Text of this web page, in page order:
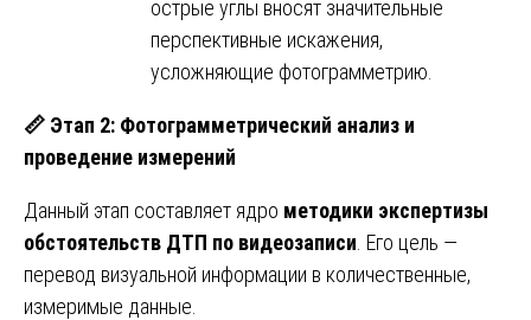
острые углы вносят значительные
перспективные искажения,
усложняющие фотограмметрию.
📏 Этап 2: Фотограмметрический анализ и
проведение измерений
Данный этап составляет ядро методики экспертизы
обстоятельств ДТП по видеозаписи . Его цель —
перевод визуальной информации в количественные,
измеримые данные.